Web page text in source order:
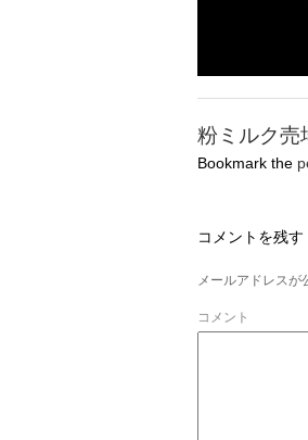
粉ミルク売
Bookmark the
コメントを残す
メールアドレスが
コメント